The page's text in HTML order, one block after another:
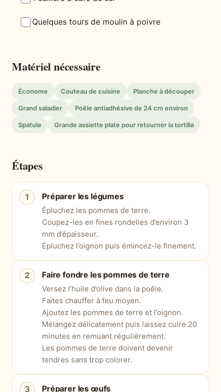
Quelques tours de moulin à poivre
Matériel nécessaire
Économe Couteau de cuisine Planche à découper
Grand saladier Poêle antiadhésive de 24 cm environ
Spatule Grande assiette plate pour retourner la tortilla
Étapes
Préparer les légumes
Épluchez les pommes de terre.
Coupez-les en fines rondelles d’environ 3
mm d’épaisseur.
Épluchez l’oignon puis émincez-le finement.
Faire fondre les pommes de terre
Versez l’huile d’olive dans la poêle.
Faites chauffer à feu moyen.
Ajoutez les pommes de terre et l’oignon.
Mélangez délicatement puis laissez cuire 20
minutes en remuant régulièrement.
Les pommes de terre doivent devenir
tendres sans trop colorer.
Préparer les œufs